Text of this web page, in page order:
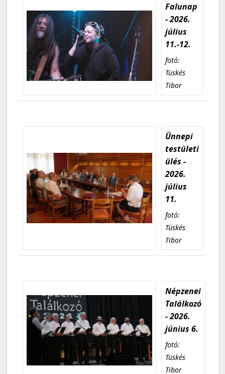
Falunap
- 2026.
július
11.-12.
fotó:
Tüskés
Tibor
Ünnepi
testületi
ülés -
2026.
július
11.
fotó:
Tüskés
Tibor
Népzenei
Találkozó
- 2026.
június 6.
fotó:
Tüskés
Tibor